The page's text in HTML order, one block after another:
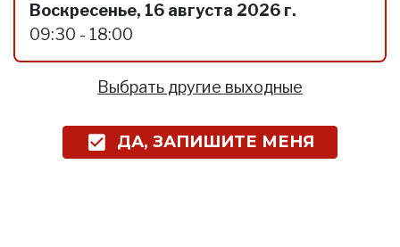
Воскресенье, 16 августа 2026 г.
09:30 - 18:00
Выбрать другие выходные
ДА, ЗАПИШИТЕ МЕНЯ